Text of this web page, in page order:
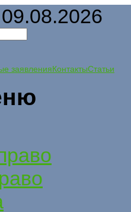
заявленияКонтактыСтатьи